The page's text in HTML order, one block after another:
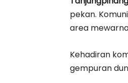
pekan.
area
Kehadiran
gempuran